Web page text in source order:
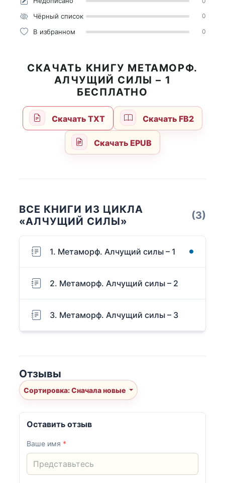
Чёрный список 0
В избранном 0
СКАЧАТЬ КНИГУ МЕТАМОРФ.
АЛЧУЩИЙ СИЛЫ – 1
БЕСПЛАТНО
Скачать TXT Скачать FB2
Скачать EPUB
ВСЕ КНИГИ ИЗ ЦИКЛА
«АЛЧУЩИЙ СИЛЫ»
(3)
1. Метаморф. Алчущий силы – 1
2. Метаморф. Алчущий силы – 2
3. Метаморф. Алчущий силы – 3
Отзывы
Сортировка: Сначала новые
Оставить отзыв
Ваше имя *